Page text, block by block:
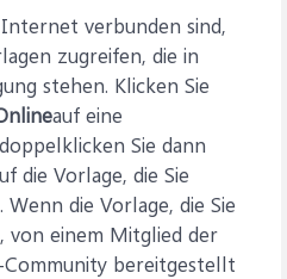
verbunden sind,
zugreifen, die in
stehen. Klicken Sie
auf eine
Sie dann
die Vorlage, die Sie
die Vorlage, die Sie
von einem Mitglied der
bereitgestellt